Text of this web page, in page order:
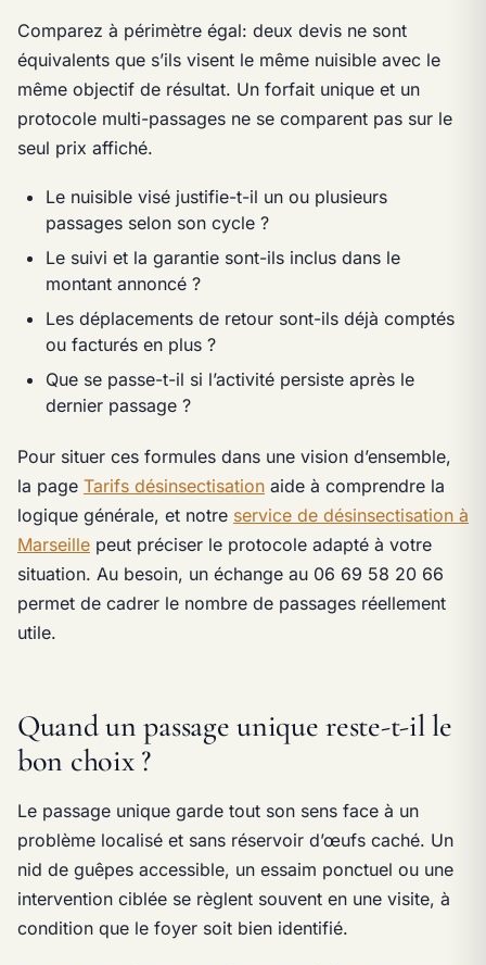
Comparez à périmètre égal: deux devis ne sont
équivalents que s’ils visent le même nuisible avec le
même objectif de résultat. Un forfait unique et un
protocole multi-passages ne se comparent pas sur le
seul prix affiché.
Le nuisible visé justifie-t-il un ou plusieurs
passages selon son cycle ?
Le suivi et la garantie sont-ils inclus dans le
montant annoncé ?
Les déplacements de retour sont-ils déjà comptés
ou facturés en plus ?
Que se passe-t-il si l’activité persiste après le
dernier passage ?
Pour situer ces formules dans une vision d’ensemble,
la page Tarifs désinsectisation aide à comprendre la
logique générale, et notre service de désinsectisation à
Marseille peut préciser le protocole adapté à votre
situation. Au besoin, un échange au 06 69 58 20 66
permet de cadrer le nombre de passages réellement
utile.
Quand un passage unique reste-t-il le
bon choix ?
Le passage unique garde tout son sens face à un
problème localisé et sans réservoir d’œufs caché. Un
nid de guêpes accessible, un essaim ponctuel ou une
intervention ciblée se règlent souvent en une visite, à
condition que le foyer soit bien identifié.